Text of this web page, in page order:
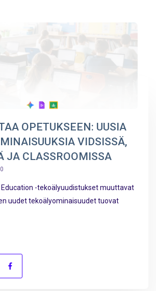
OPETUKSEEN: UUSIA
VIDSISSÄ,
JA CLASSROOMISSA
Education -tekoälyuudistukset muuttavat
uudet tekoälyominaisuudet tuovat